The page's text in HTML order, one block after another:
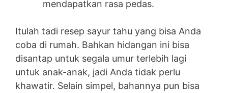
mendapatkan rasa pedas.
Itulah tadi resep sayur tahu yang bisa Anda
coba di rumah. Bahkan hidangan ini bisa
disantap untuk segala umur terlebih lagi
untuk anak-anak, jadi Anda tidak perlu
khawatir. Selain simpel, bahannya pun bisa